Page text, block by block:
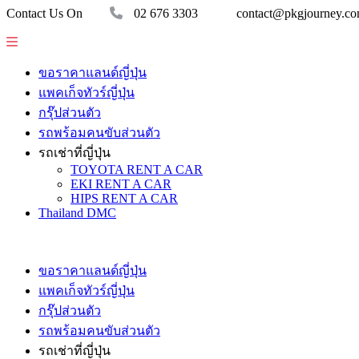
Contact Us On 02 676 3303
ขอราคาแลนด์ญี่ปุ่น
แพคเก็จทัวร์ญี่ปุ่น
กรุ๊ปส่วนตัว
รถพร้อมคนขับส่วนตัว
รถเช่าที่ญี่ปุ่น
TOYOTA RENT A CAR
EKI RENT A CAR
HIPS RENT A CAR
Thailand DMC
ขอราคาแลนด์ญี่ปุ่น
แพคเก็จทัวร์ญี่ปุ่น
กรุ๊ปส่วนตัว
รถพร้อมคนขับส่วนตัว
รถเช่าที่ญี่ปุ่น